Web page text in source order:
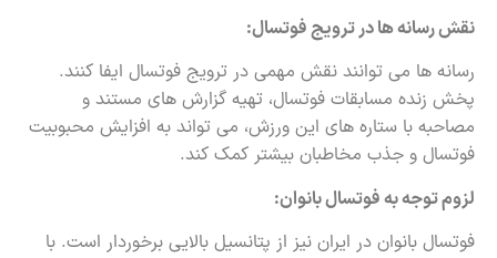
نقش رسانه ها در ترویج فوتسال:
رسانه ها می توانند نقش مهمی در ترویج فوتسال ایفا کنند.
پخش زنده مسابقات فوتسال، تهیه گزارش های مستند و
مصاحبه با ستاره های این ورزش، می تواند به افزایش محبوبیت
فوتسال و جذب مخاطبان بیشتر کمک کند.
لزوم توجه به فوتسال بانوان:
فوتسال بانوان در ایران نیز از پتانسیل بالایی برخوردار است. با